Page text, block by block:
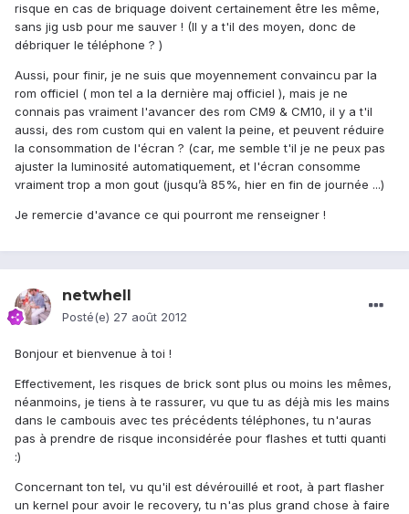
risque en cas de briquage doivent certainement être les même,
sans jig usb pour me sauver ! (Il y a t'il des moyen, donc de
débriquer le téléphone ? )
Aussi, pour finir, je ne suis que moyennement convaincu par la
rom officiel ( mon tel a la dernière maj officiel ), mais je ne
connais pas vraiment l'avancer des rom CM9 & CM10, il y a t'il
aussi, des rom custom qui en valent la peine, et peuvent réduire
la consommation de l'écran ? (car, me semble t'il je ne peux pas
ajuster la luminosité automatiquement, et l'écran consomme
vraiment trop a mon gout (jusqu’à 85%, hier en fin de journée ...)
Je remercie d'avance ce qui pourront me renseigner !
netwhell
Posté(e) 27 août 2012
Bonjour et bienvenue à toi !
Effectivement, les risques de brick sont plus ou moins les mêmes,
néanmoins, je tiens à te rassurer, vu que tu as déjà mis les mains
dans le cambouis avec tes précédents téléphones, tu n'auras
pas à prendre de risque inconsidérée pour flashes et tutti quanti
:)
Concernant ton tel, vu qu'il est dévérouillé et root, à part flasher
un kernel pour avoir le recovery, tu n'as plus grand chose à faire